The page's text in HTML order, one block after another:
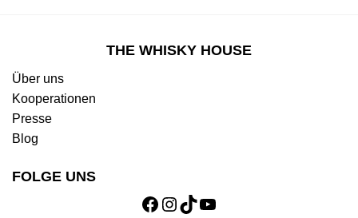
THE WHISKY HOUSE
Über uns
Kooperationen
Presse
Blog
FOLGE UNS
Facebook
Instagram
TikTokYouTube